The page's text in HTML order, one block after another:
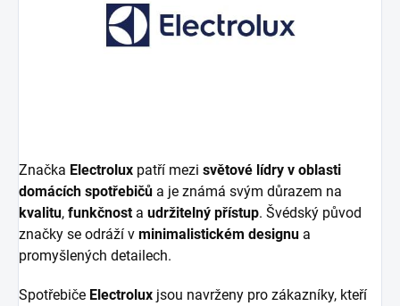
Značka Electrolux patří mezi světové lídry v oblasti
domácích spotřebičů a je známá svým důrazem na
kvalitu, funkčnosta udržitelný přístup. Švédský původ
značky se odráží v minimalistickém designu a
promyšlených detailech.
Spotřebiče Electrolux jsou navrženy pro zákazníky, kteří